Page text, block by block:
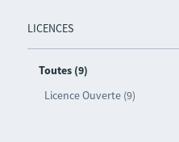
LICENCES
Toutes (9)
Licence Ouverte (9)